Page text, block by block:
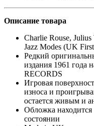
Описание товара
Charlie Rouse,
Jazz Modes (UK
Редкий
издания 1961 года
RECORDS
Игровая
износа и
остается живым и
Обложка находится
состоянии